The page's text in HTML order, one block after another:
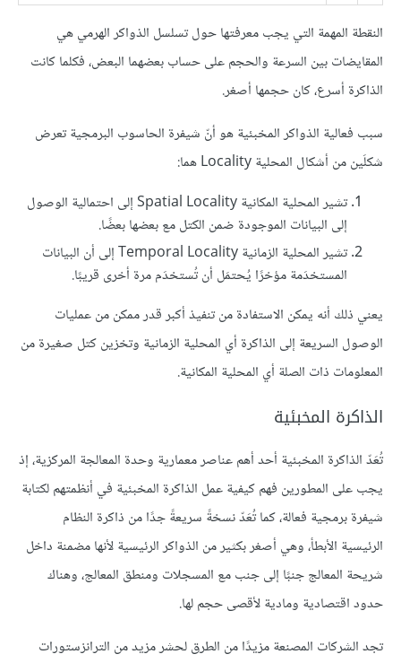
النقطة المهمة التي يجب معرفتها حول تسلسل الذواكر الهرمي هي
المقايضات بين السرعة والحجم على حساب بعضهما البعض، فكلما كانت
الذاكرة أسرع، كان حجمها أصغر.
سبب فعالية الذواكر المخبئية هو أنّ شيفرة الحاسوب البرمجية تعرض
شكلَين من أشكال المحلية Locality هما:
تشير المحلية المكانية Spatial Locality إلى احتمالية الوصول
إلى البيانات الموجودة ضمن الكتل مع بعضها بعضًا.
تشير المحلية الزمانية Temporal Locality إلى أن البيانات
المستخدَمة مؤخرًا يُحتمَل أن تُستخدَم مرة أخرى قريبًا.
يعني ذلك أنه يمكن الاستفادة من تنفيذ أكبر قدر ممكن من عمليات
الوصول السريعة إلى الذاكرة أي المحلية الزمانية وتخزين كتل صغيرة من
المعلومات ذات الصلة أي المحلية المكانية.
الذاكرة المخبئية
تُعَدّ الذاكرة المخبئية أحد أهم عناصر معمارية وحدة المعالجة المركزية، إذ
يجب على المطورين فهم كيفية عمل الذاكرة المخبئية في أنظمتهم لكتابة
شيفرة برمجية فعالة، كما تُعَدّ نسخةً سريعةً جدًا من ذاكرة النظام
الرئيسية الأبطأ، وهي أصغر بكثير من الذواكر الرئيسية لأنها مضمنة داخل
شريحة المعالج جنبًا إلى جنب مع المسجلات ومنطق المعالج، وهناك
حدود اقتصادية ومادية لأقصى حجم لها.
تجد الشركات المصنعة مزيدًا من الطرق لحشر مزيد من الترانزستورات